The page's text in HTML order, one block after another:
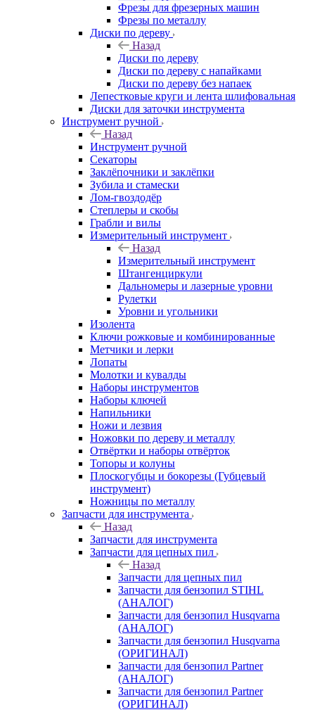
Фрезы для фрезерных машин
Фрезы по металлу
Диски по дереву
Назад
Диски по дереву
Диски по дереву с напайками
Диски по дереву без напаек
Лепестковые круги и лента шлифовальная
Диски для заточки инструмента
Инструмент ручной
Назад
Инструмент ручной
Секаторы
Заклёпочники и заклёпки
Зубила и стамески
Лом-гвоздодёр
Степлеры и скобы
Грабли и вилы
Измерительный инструмент
Назад
Измерительный инструмент
Штангенциркули
Дальномеры и лазерные уровни
Рулетки
Уровни и угольники
Изолента
Ключи рожковые и комбинированные
Метчики и лерки
Лопаты
Молотки и кувалды
Наборы инструментов
Наборы ключей
Напильники
Ножи и лезвия
Ножовки по дереву и металлу
Отвёртки и наборы отвёрток
Топоры и колуны
Плоскогубцы и бокорезы (Губцевый
инструмент)
Ножницы по металлу
Запчасти для инструмента
Назад
Запчасти для инструмента
Запчасти для цепных пил
Назад
Запчасти для цепных пил
Запчасти для бензопил STIHL
(АНАЛОГ)
Запчасти для бензопил Husqvarna
(АНАЛОГ)
Запчасти для бензопил Husqvarna
(ОРИГИНАЛ)
Запчасти для бензопил Partner
(АНАЛОГ)
Запчасти для бензопил Partner
(ОРИГИНАЛ)